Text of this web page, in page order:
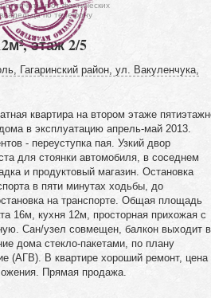
от фактических
по телефону
этаж 2/5
Гагаринский район, ул. Вакуленчука,
квартира на втором этаже
в эксплуатацию апрель-май 2013.
- переуступка пая. Узкий двор
для стоянки автомобиля, в соседнем
и продуктовый магазин. Остановка
в пяти минутах ходьбы, до
на транспорте. Общая площадь
16м, кухня 12м, просторная прихожая с
Сан/узел совмещен, балкон выходит
дома стекло-пакетами, по плану
(АГВ). В квартире хороший ремонт, цена
Прямая продажа.